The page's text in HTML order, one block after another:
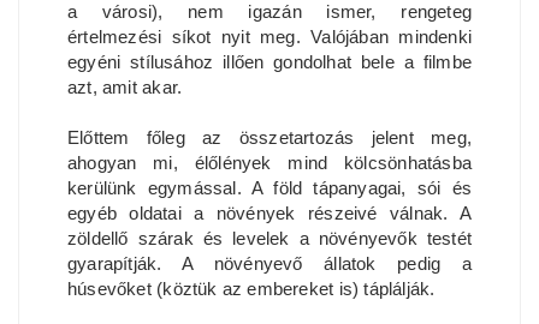
a városi), nem igazán ismer, rengeteg
értelmezési síkot nyit meg. Valójában mindenki
egyéni stílusához illően gondolhat bele a filmbe
azt, amit akar.
Előttem főleg az összetartozás jelent meg,
ahogyan mi, élőlények mind kölcsönhatásba
kerülünk egymással. A föld tápanyagai, sói és
egyéb oldatai a növények részeivé válnak. A
zöldellő szárak és levelek a növényevők testét
gyarapítják. A növényevő állatok pedig a
húsevőket (köztük az embereket is) táplálják.